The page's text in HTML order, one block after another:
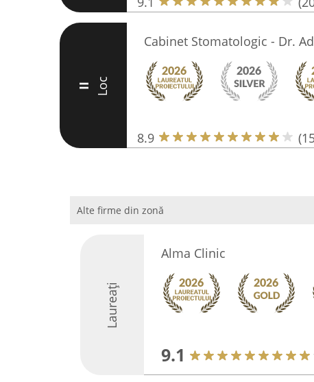
II Loc
Cabinet Stomatologic - Dr.
8.9
Alte firme din zonă
Laureați
Alma Clinic
9.1